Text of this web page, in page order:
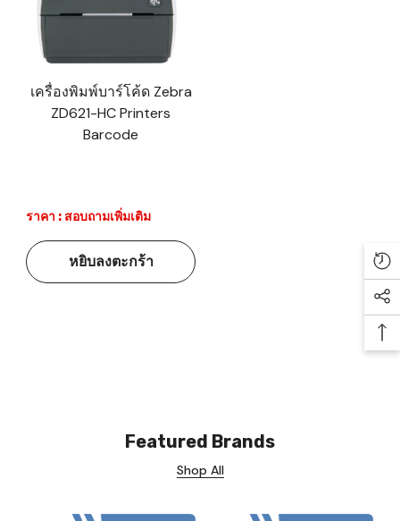
เครื่องพิมพ์บาร์โค้ด Zebra
ZD621-HC Printers
Barcode
ราคา : สอบถามเพิ่มเติม
หยิบลงตะกร้า
Featured Brands
Shop All